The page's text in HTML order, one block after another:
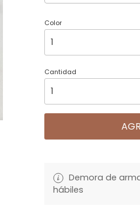
Color
Cantidad
Demora de
hábiles